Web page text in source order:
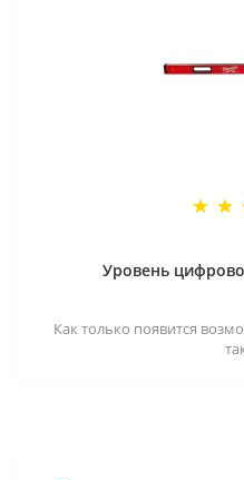
Уровень
Как только появится